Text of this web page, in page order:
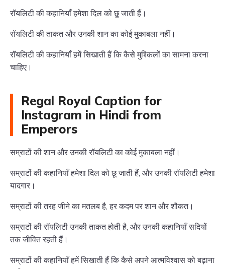
रॉयलिटी की कहानियाँ हमेशा दिल को छू जाती हैं।
रॉयलिटी की ताकत और उनकी शान का कोई मुकाबला नहीं।
रॉयलिटी की कहानियाँ हमें सिखाती हैं कि कैसे मुश्किलों का सामना करना
चाहिए।
Regal Royal Caption for
Instagram in Hindi from
Emperors
सम्राटों की शान और उनकी रॉयलिटी का कोई मुकाबला नहीं।
सम्राटों की कहानियाँ हमेशा दिल को छू जाती हैं, और उनकी रॉयलिटी हमेशा
यादगार।
सम्राटों की तरह जीने का मतलब है, हर कदम पर शान और शौकत।
सम्राटों की रॉयलिटी उनकी ताकत होती है, और उनकी कहानियाँ सदियों
तक जीवित रहती हैं।
सम्राटों की कहानियाँ हमें सिखाती हैं कि कैसे अपने आत्मविश्वास को बढ़ाना